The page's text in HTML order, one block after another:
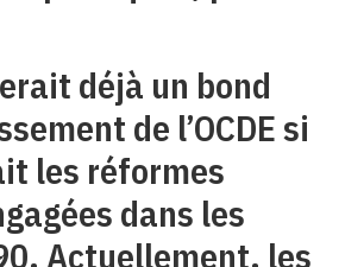
déjà un bond
de l’OCDE si
les réformes
dans les
Actuellement, les